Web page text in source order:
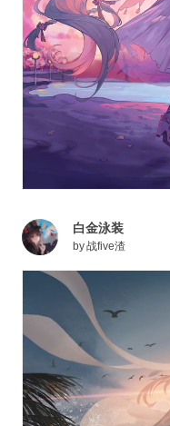
白金泳装
by战five渣